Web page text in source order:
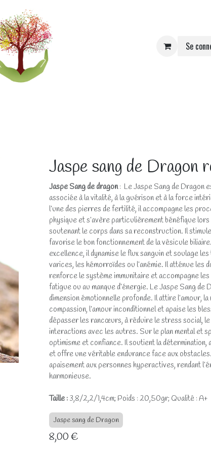
Se
Jaspe sang de Dragon
Jaspe Sang de dragon: Le Jaspe Sang de Dragon
associée à la vitalité, à la guérison et à la force
l’une des pierres de fertilité, il accompagne les
physique et s’avère particulièrement bénéfique lors
soutenant le corps dans sa reconstruction. Il
favorise le bon fonctionnement de la vésicule
excellence, il dynamise le flux sanguin et soulage
varices, les hémorroïdes ou l’anémie. Il atténue les
renforce le système immunitaire et accompagne
fatigue ou au manque d’énergie. Le Jaspe Sang de
dimension émotionnelle profonde. Il attire l’amour,
compassion, l’amour inconditionnel et apaise les
dépasser les rancœurs, à réduire le stress social,
interactions avec les autres. Sur le plan mental et
optimisme et confiance. Il soutient la détermination,
et offre une véritable endurance face aux
apaisement aux personnes hyperactives, rendant
harmonieuse.
Taille : 3,8/2,2/1,4cm; Poids : 20,50gr; Qualité : A+
Jaspe sang de Dragon
8,00€